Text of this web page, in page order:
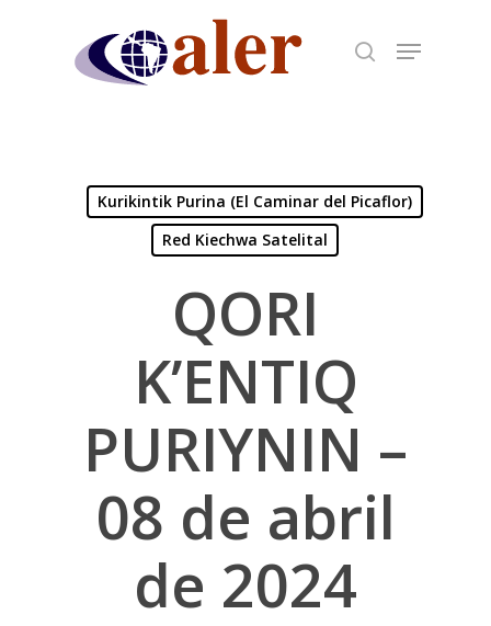
Kurikintik Purina (El Caminar del Picaflor)
Red Kiechwa Satelital
QORI
K’ENTIQ
PURIYNIN –
08 de abril
de 2024